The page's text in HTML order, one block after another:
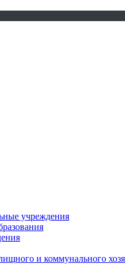
учреждения
и коммунального